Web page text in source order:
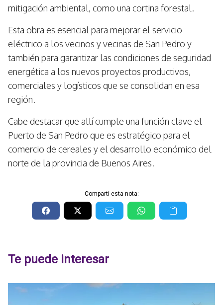
mitigación ambiental, como una cortina forestal.
Esta obra es esencial para mejorar el servicio
eléctrico a los vecinos y vecinas de San Pedro y
también para garantizar las condiciones de seguridad
energética a los nuevos proyectos productivos,
comerciales y logísticos que se consolidan en esa
región.
Cabe destacar que allí cumple una función clave el
Puerto de San Pedro que es estratégico para el
comercio de cereales y el desarrollo económico del
norte de la provincia de Buenos Aires.
Compartí esta nota:
Te puede interesar